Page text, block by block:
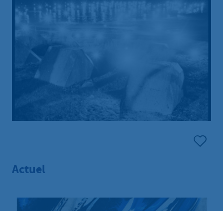
Actuel